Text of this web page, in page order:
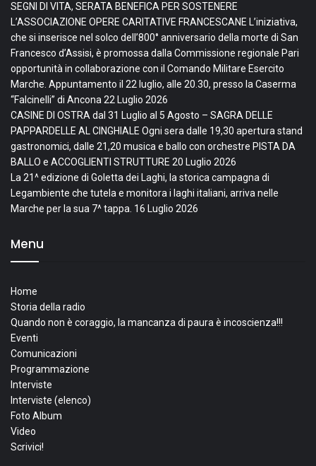
SEGNI DI VITA, SERATA BENEFICA PER SOSTENERE
L’ASSOCIAZIONE OPERE CARITATIVE FRANCESCANE L’iniziativa,
che si inserisce nel solco dell’800° anniversario della morte di San
Francesco d’Assisi, è promossa dalla Commissione regionale Pari
opportunità in collaborazione con il Comando Militare Esercito
Marche. Appuntamento il 22 luglio, alle 20.30, presso la Caserma
“Falcinelli” di Ancona22 Luglio 2026
CASINE DI OSTRA dal 31 Luglio al 5 Agosto – SAGRA DELLE
PAPPARDELLE AL CINGHIALE Ogni sera dalle 19,30 apertura stand
gastronomici, dalle 21,20 musica e ballo con orchestre PISTA DA
BALLO e ACCOGLIENTI STRUTTURE 20 Luglio 2026
La 21^ edizione di Goletta dei Laghi, la storica campagna di
Legambiente che tutela e monitora i laghi italiani, arriva nelle
Marche per la sua 7^ tappa. 16 Luglio 2026
Menu
Home
Storia della radio
Quando non è coraggio, la mancanza di paura è incoscienza!!!
Eventi
Comunicazioni
Programmazione
Interviste
Interviste (elenco)
Foto Album
Video
Scrivici!